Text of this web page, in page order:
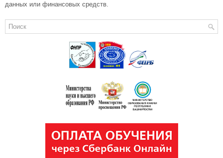
данных или финансовых средств.